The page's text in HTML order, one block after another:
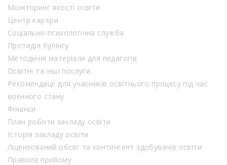
Моніторинг якості освіти
Центр кар’єри
Соціально-психологічна служба
Протидія булінгу
Методичні матеріали для педагогів
Освітні та інші послуги
Рекомендації для учасників освітнього процесу під час
воєнного стану
Фінанси
План роботи закладу освіти
Історія закладу освіти
Ліцензований обсяг та контингент здобувачів освіти
Правила прийому